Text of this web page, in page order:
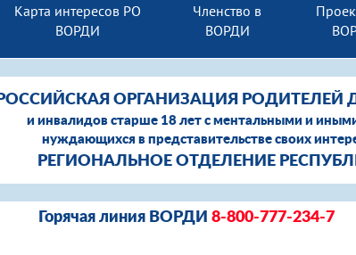
Карта интересов РО
ВОРДИ
Членство в
ВОРДИ
ОРГАНИЗАЦИЯ РОДИТЕЛЕЙ
и инвалидов старше 18 лет с ментальными и
нуждающихся в представительстве своих
РЕГИОНАЛЬНОЕ ОТДЕЛЕНИЕ
Горячая линия ВОРДИ 8-800-777-234-7